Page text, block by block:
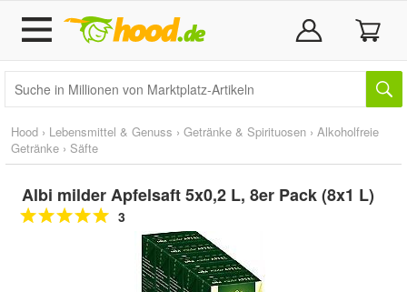
Hood › Lebensmittel & Genuss › Getränke & Spirituosen › Alkoholfreie
Getränke › Säfte
Albi milder Apfelsaft 5x0,2 L, 8er Pack (8x1 L)
3